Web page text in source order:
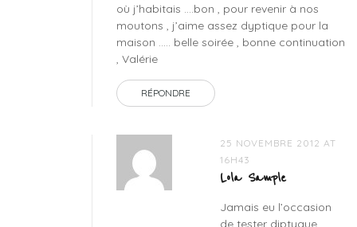
où j’habitais ….bon , pour revenir à nos
moutons , j’aime assez dyptique pour la
maison ….. belle soirée , bonne continuation
, Valérie
RÉPONDRE
25 NOVEMBRE 2012 AT
16H43
Lola Sample
Jamais eu l’occasion
de tester diptyque